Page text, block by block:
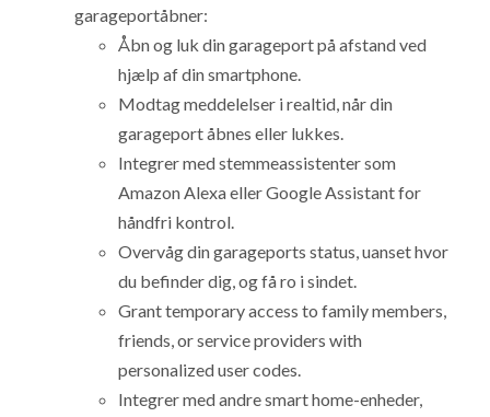
garageportåbner:
Åbn og luk din garageport på afstand ved
hjælp af din smartphone.
Modtag meddelelser i realtid, når din
garageport åbnes eller lukkes.
Integrer med stemmeassistenter som
Amazon Alexa eller Google Assistant for
håndfri kontrol.
Overvåg din garageports status, uanset hvor
du befinder dig, og få ro i sindet.
Grant temporary access to family members,
friends, or service providers with
personalized user codes.
Integrer med andre smart home-enheder,